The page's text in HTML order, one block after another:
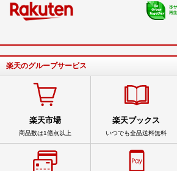
楽天のグループサービス
楽天市場
商品数は1億点以上
楽天ブックス
いつでも全品送料無料